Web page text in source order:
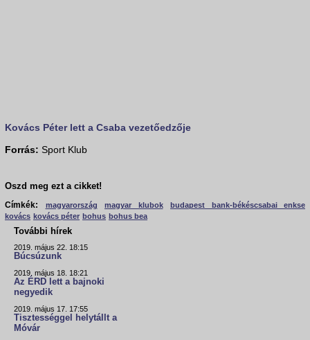
Kovács Péter lett a Csaba vezetőedzője
Forrás: Sport Klub
Oszd meg ezt a cikket!
Címkék:
magyarország magyar klubok
budapest bank-békéscsabai enkse
kovács kovács péter bohus bohus bea
További hírek
2019. május 22. 18:15
Búcsúzunk
2019. május 18. 18:21
Az ÉRD lett a bajnoki
negyedik
2019. május 17. 17:55
Tisztességgel helytállt a
Móvár